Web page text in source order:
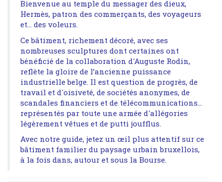
Bienvenue au temple du messager des dieux,
Hermès, patron des commerçants, des voyageurs
et… des voleurs.
Ce bâtiment, richement décoré, avec ses
nombreuses sculptures dont certaines ont
bénéficié de la collaboration d'Auguste Rodin,
reflète la gloire de l’ancienne puissance
industrielle belge. Il est question de progrès, de
travail et d'oisiveté, de sociétés anonymes, de
scandales financiers et de télécommunications…
représentés par toute une armée d'allégories
légèrement vêtues et de putti joufflus.
Avec notre guide, jetez un œil plus attentif sur ce
bâtiment familier du paysage urbain bruxellois,
à la fois dans, autour et sous la Bourse.